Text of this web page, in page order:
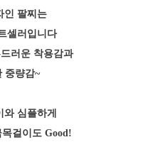
인 팔찌는
셀러입니다
러운 착용감과
중량감~
와 심플하게
걸이도 Good!